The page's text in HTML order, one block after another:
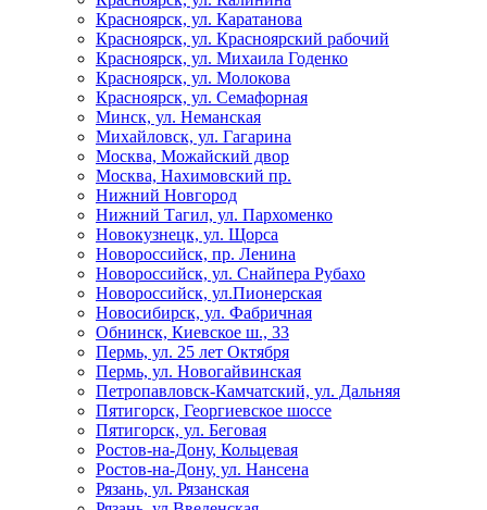
Красноярск, ул. Каратанова
Красноярск, ул. Красноярский рабочий
Красноярск, ул. Михаила Годенко
Красноярск, ул. Молокова
Красноярск, ул. Семафорная
Минск, ул. Неманская
Михайловск, ул. Гагарина
Москва, Можайский двор
Москва, Нахимовский пр.
Нижний Новгород
Нижний Тагил, ул. Пархоменко
Новокузнецк, ул. Щорса
Новороссийск, пр. Ленина
Новороссийск, ул. Снайпера Рубахо
Новороссийск, ул.Пионерская
Новосибирск, ул. Фабричная
Обнинск, Киевское ш., 33
Пермь, ул. 25 лет Октября
Пермь, ул. Новогайвинская
Петропавловск-Камчатский, ул. Дальняя
Пятигорск, Георгиевское шоссе
Пятигорск, ул. Беговая
Ростов-на-Дону, Кольцевая
Ростов-на-Дону, ул. Нансена
Рязань, ул. Рязанская